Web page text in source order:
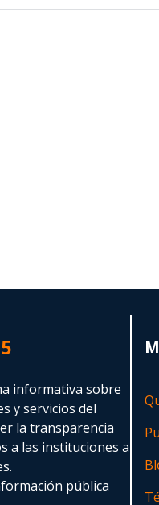
informativa sobre
y servicios del
la transparencia
a las instituciones a
pública